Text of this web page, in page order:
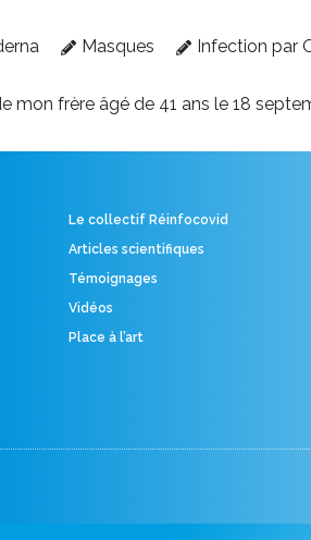
Masques Infection par
mon frère âgé de 41 ans le 18
Le collectif Réinfocovid
Articles scientifiques
Témoignages
Vidéos
Place à l’art